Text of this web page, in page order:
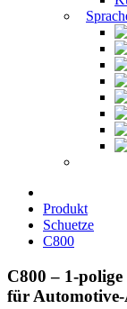
Produkt
Schuetze
C800
C800 – 1-
für